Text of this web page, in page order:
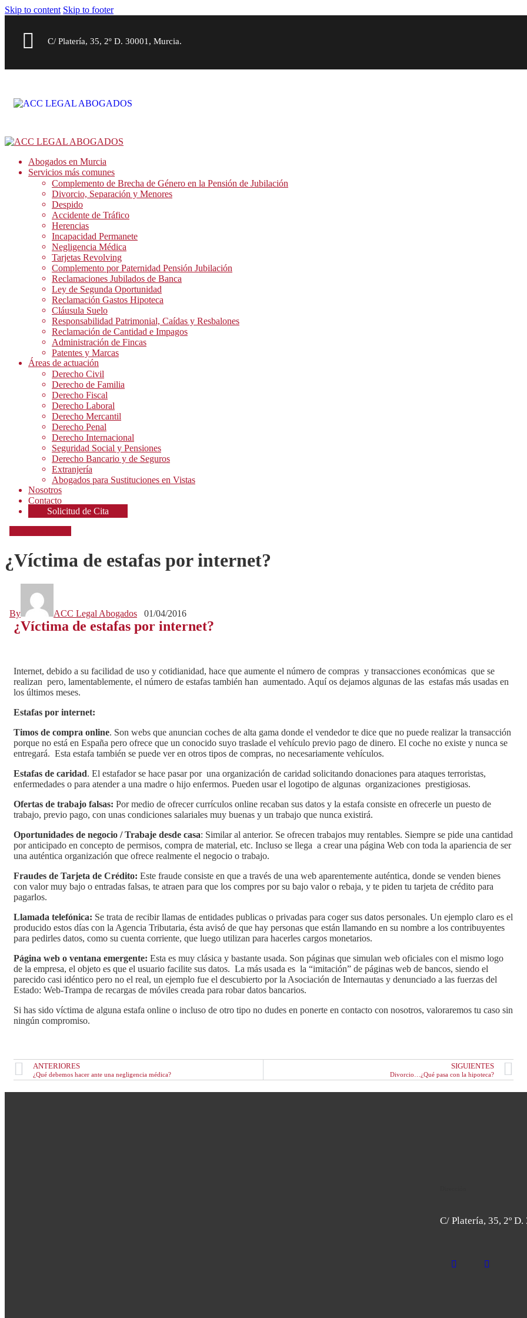
Skip to content Skip to footer
C/ Platería, 35, 2º D. 30001, Murcia.
Abogados en Murcia
Servicios más comunes
Complemento de Brecha de Género en la Pensión de Jubilación
Divorcio, Separación y Menores
Despido
Accidente de Tráfico
Herencias
Incapacidad Permanete
Negligencia Médica
Tarjetas Revolving
Complemento por Paternidad Pensión Jubilación
Reclamaciones Jubilados de Banca
Ley de Segunda Oportunidad
Reclamación Gastos Hipoteca
Cláusula Suelo
Responsabilidad Patrimonial, Caídas y Resbalones
Reclamación de Cantidad e Impagos
Administración de Fincas
Patentes y Marcas
Áreas de actuación
Derecho Civil
Derecho de Familia
Derecho Fiscal
Derecho Laboral
Derecho Mercantil
Derecho Penal
Derecho Internacional
Seguridad Social y Pensiones
Derecho Bancario y de Seguros
Extranjería
Abogados para Sustituciones en Vistas
Nosotros
Contacto
Solicitud de Cita
¿Víctima de estafas por internet?
By ACC Legal Abogados 01/04/2016
¿Víctima de estafas por internet?
Internet, debido a su facilidad de uso y cotidianidad, hace que aumente el número de compras y transacciones económicas que se
realizan pero, lamentablemente, el número de estafas también han aumentado. Aquí os dejamos algunas de las estafas más usadas en
los últimos meses.
Estafas por internet:
Timos de compra online. Son webs que anuncian coches de alta gama donde el vendedor te dice que no puede realizar la transacción
porque no está en España pero ofrece que un conocido suyo traslade el vehículo previo pago de dinero. El coche no existe y nunca se
entregará. Esta estafa también se puede ver en otros tipos de compras, no necesariamente vehículos.
Estafas de caridad. El estafador se hace pasar por una organización de caridad solicitando donaciones para ataques terroristas,
enfermedades o para atender a una madre o hijo enfermos. Pueden usar el logotipo de algunas organizaciones prestigiosas.
Ofertas de trabajo falsas: Por medio de ofrecer currículos online recaban sus datos y la estafa consiste en ofrecerle un puesto de
trabajo, previo pago, con unas condiciones salariales muy buenas y un trabajo que nunca existirá.
Oportunidades de negocio / Trabaje desde casa: Similar al anterior. Se ofrecen trabajos muy rentables. Siempre se pide una cantidad
por anticipado en concepto de permisos, compra de material, etc. Incluso se llega a crear una página Web con toda la apariencia de ser
una auténtica organización que ofrece realmente el negocio o trabajo.
Fraudes de Tarjeta de Crédito: Este fraude consiste en que a través de una web aparentemente auténtica, donde se venden bienes
con valor muy bajo o entradas falsas, te atraen para que los compres por su bajo valor o rebaja, y te piden tu tarjeta de crédito para
pagarlos.
Llamada telefónica: Se trata de recibir llamas de entidades publicas o privadas para coger sus datos personales. Un ejemplo claro es el
producido estos días con la Agencia Tributaria, ésta avisó de que hay personas que están llamando en su nombre a los contribuyentes
para pedirles datos, como su cuenta corriente, que luego utilizan para hacerles cargos monetarios.
Página web o ventana emergente: Esta es muy clásica y bastante usada. Son páginas que simulan web oficiales con el mismo logo
de la empresa, el objeto es que el usuario facilite sus datos. La más usada es la “imitación” de páginas web de bancos, siendo el
parecido casi idéntico pero no el real, un ejemplo fue el descubierto por la Asociación de Internautas y denunciado a las fuerzas del
Estado: Web-Trampa de recargas de móviles creada para robar datos bancarios.
Si has sido víctima de alguna estafa online o incluso de otro tipo no dudes en ponerte en contacto con nosotros, valoraremos tu caso sin
ningún compromiso.
ANTERIORES
¿Qué debemos hacer ante una negligencia médica?
SIGUIENTES
Divorcio…¿Qué pasa con la hipoteca?
C/ Platería, 35, 2º